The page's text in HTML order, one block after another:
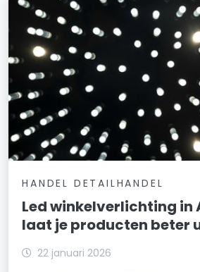
HANDEL DETAILHANDEL
Led winkelverlichting in
laat je producten beter
22 januari 2026